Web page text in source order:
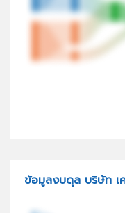
ข้อมูลงบดุล บริษัท เ